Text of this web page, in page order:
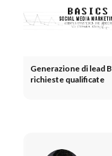
Generazione di lead
richieste qualificate